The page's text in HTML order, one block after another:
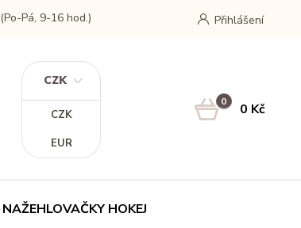
CZK
CZK
EUR
Přihlášení
(Po-Pá, 9-16 hod.)
0 0 Kč
NAŽEHLOVAČKY HOKEJ